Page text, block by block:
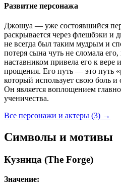
Развитие персонажа
Джошуа — уже состоявшийся
раскрывается через флешбэки и
не всегда был таким мудрым и
потеря сына чуть не сломала
наставником привела его к
прощения. Его путь — это путь
который использует свою боль
Он является воплощением
ученичества.
Все персонажи и актеры (3) →
Символы и мотивы
Кузница (The Forge)
Значение: